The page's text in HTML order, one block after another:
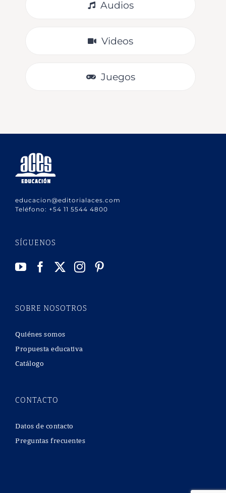
Audios
Videos
Juegos
educacion@editorialaces.com
Teléfono: +54 11 5544 4800
SÍGUENOS
SOBRE NOSOTROS
Quiénes somos
Propuesta educativa
Catálogo
CONTACTO
Datos de contacto
Preguntas frecuentes